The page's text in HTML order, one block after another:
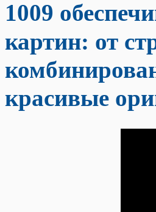
1009
картин: от
красивые